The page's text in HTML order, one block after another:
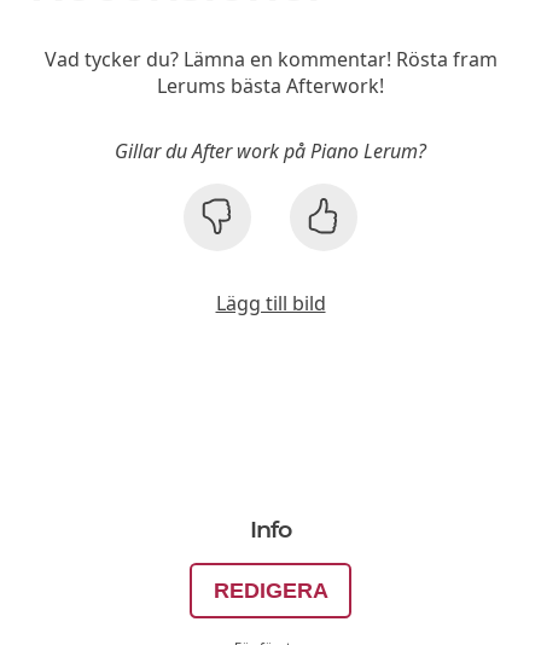
Vad tycker du? Lämna en kommentar! Rösta fram
Lerums bästa Afterwork!
Gillar du After work på Piano Lerum?
Lägg till bild
Info
REDIGERA